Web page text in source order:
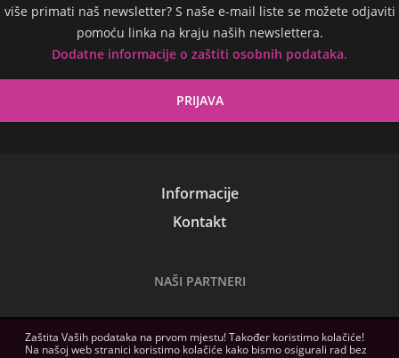
više primati naš newsletter? S naše e-mail liste se možete odjaviti
pomoću linka na kraju naših newslettera.
Dodatne informacije o zaštiti osobnih podataka.
Informacije
Kontakt
NAŠI PARTNERI
Zaštita Vaših podataka na prvom mjestu! Također koristimo kolačiće!
Na našoj web stranici koristimo kolačiće kako bismo osigurali rad bez